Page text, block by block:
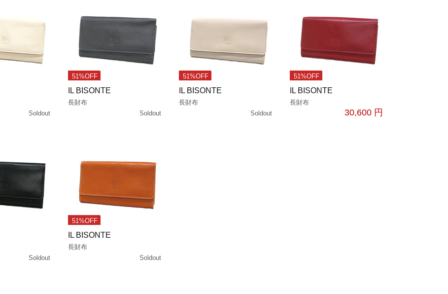
Soldout
51%OFF
IL BISONTE
長財布
Soldout
51%OFF
IL BISONTE
長財布
Soldout
51%OFF
IL BISONTE
長財布
30,600 円
Soldout
51%OFF
IL BISONTE
長財布
Soldout